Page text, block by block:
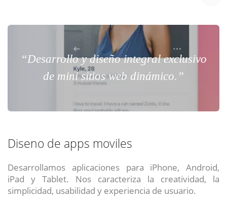
“Desarrollo y diseño integral exclusivo
de mini sitios web dinámico.”
Diseno de apps moviles
Desarrollamos aplicaciones para iPhone, Android,
iPad y Tablet. Nos caracteriza la creatividad, la
simplicidad, usabilidad y experiencia de usuario.